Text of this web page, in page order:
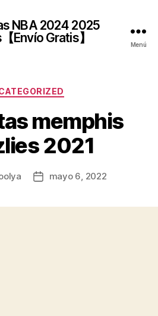
NBA 2024 2025
Envío Gratis】
Menú
Categorías
memphis
2021
Fechamayo 6, 2022